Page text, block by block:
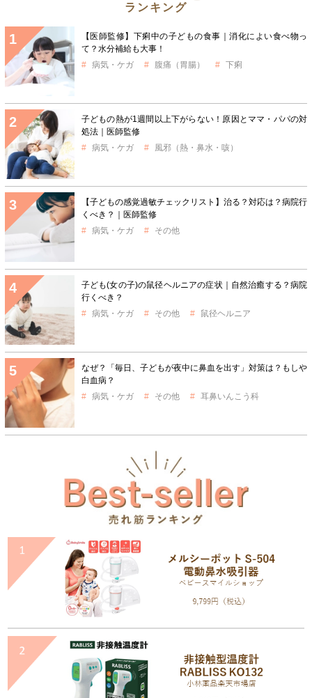
ランキング
【医師監修】下痢中の子どもの食事｜消化によい食べ物っ
て？水分補給も大事！
病気・ケガ
腹痛（胃腸） 下痢
子どもの熱が1週間以上下がらない！原因とママ・パパの対
処法｜医師監修
病気・ケガ
風邪（熱・鼻水・咳）
【子どもの感覚過敏チェックリスト】治る？対応は？病院行
くべき？｜医師監修
病気・ケガ
その他
子ども(女の子)の鼠径ヘルニアの症状｜自然治癒する？病院
行くべき？
病気・ケガ
その他 鼠径ヘルニア
なぜ？「毎日、子どもが夜中に鼻血を出す」対策は？もしや
白血病？
病気・ケガ
その他 耳鼻いんこう科